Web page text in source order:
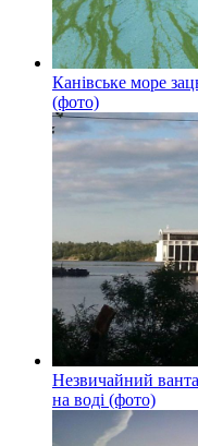
Канівське море
(фото)
Незвичайний
на воді (фото)